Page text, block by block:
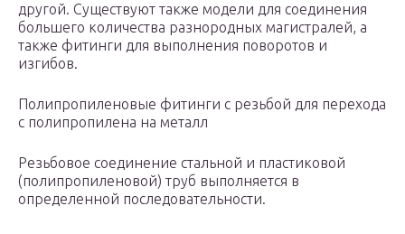
другой. Существуют также модели для соединения
большего количества разнородных магистралей, а
также фитинги для выполнения поворотов и
изгибов.
Полипропиленовые фитинги с резьбой для перехода
с полипропилена на металл
Резьбовое соединение стальной и пластиковой
(полипропиленовой) труб выполняется в
определенной последовательности.